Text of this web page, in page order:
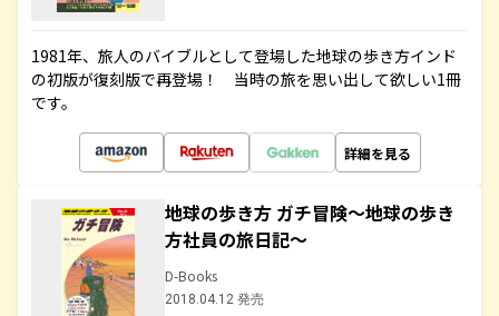
1981年、旅人のバイブルとして登場した地球の歩き方インド
の初版が復刻版で再登場！ 当時の旅を思い出して欲しい1冊
です。
詳細を見る
地球の歩き方 ガチ冒険～地球の歩き
方社員の旅日記～
D-Books
2018.04.12 発売